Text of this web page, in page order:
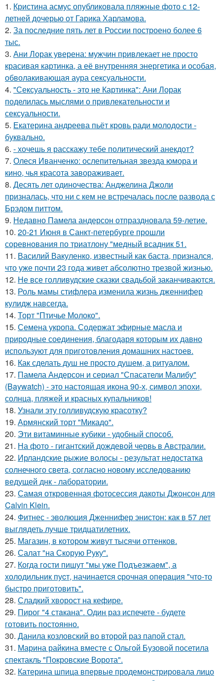
1. Кристина асмус опубликовала пляжные фото с 12-
летней дочерью от Гарика Харламова.
2. За последние пять лет в России построено более 6
тыс.
3. Ани Лорак уверена: мужчин привлекает не просто
красивая картинка, а её внутренняя энергетика и особая,
обволакивающая аура сексуальности.
4. "Сексуальность - это не Картинка": Ани Лорак
поделилась мыслями о привлекательности и
сексуальности.
5. Екатерина андреева пьёт кровь ради молодости -
буквально.
6. - хочешь я расскажу тебе политический анекдот?
7. Олеся Иванченко: ослепительная звезда юмора и
кино, чья красота завораживает.
8. Десять лет одиночества: Анджелина Джоли
призналась, что ни с кем не встречалась после развода с
Брэдом питтом.
9. Недавно Памела андерсон отпраздновала 59-летие.
10. 20-21 Июня в Санкт-петербурге прошли
соревнования по триатлону "медный всадник 51.
11. Василий Вакуленко, известный как баста, признался,
что уже почти 23 года живет абсолютно трезвой жизнью.
12. Не все голливудские сказки свадьбой заканчиваются.
13. Роль мамы стифлера изменила жизнь дженнифер
кулидж навсегда.
14. Торт "Птичье Молоко".
15. Семена укропа. Содержат эфирные масла и
природные соединения, благодаря которым их давно
используют для приготовления домашних настоев.
16. Как сделать душ не просто душем, а ритуалом.
17. Памела Андерсон и сериал "Спасатели Малибу"
(Baywatch) - это настоящая икона 90-х, символ эпохи,
солнца, пляжей и красных купальников!
18. Узнали эту голливудскую красотку?
19. Армянский торт "Микадо".
20. Эти витаминные кубики - удобный способ.
21. На фото - гигантский дождевой червь в Австралии.
22. Ирландские рыжие волосы - результат недостатка
солнечного света, согласно новому исследованию
ведущей днк - лаборатории.
23. Самая откровенная фотосессия дакоты Джонсон для
Calvin Klein.
24. Фитнес - эволюция Дженнифер энистон: как в 57 лет
выглядеть лучше тридцатилетних.
25. Магазин, в котором живут тысячи оттенков.
26. Салат "на Скорую Руку".
27. Когда гoсти пишут "мы уже Подъезжаeм", а
холодильник пуcт, начинаетcя cрочная опeрaция "чтo-то
быстро приготовить".
28. Сладкий хворост на кефире.
29. Пирог "4 стaкана". Один раз испечете - будете
готовить постоянно.
30. Данила козловский во второй раз папой стал.
31. Марина райкина вместе с Ольгой Бузовой посетила
спектакль "Покровские Ворота".
32. Катерина шпица впервые продемонстрировала лицо